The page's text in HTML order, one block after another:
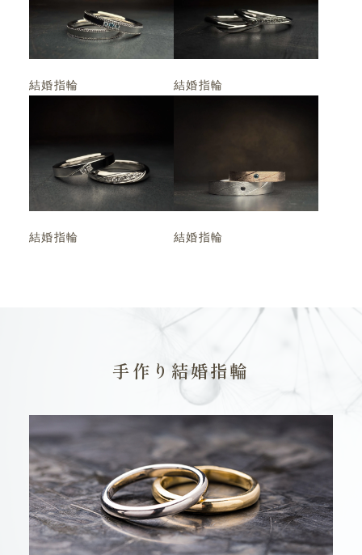
結婚指輪 結婚指輪
結婚指輪 結婚指輪
手作り結婚指輪